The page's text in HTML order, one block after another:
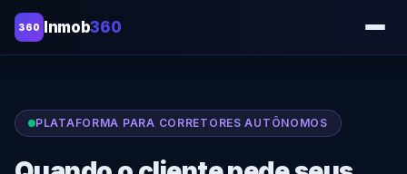
360 Inmob360
PLATAFORMA PARA CORRETORES AUTÔNOMOS